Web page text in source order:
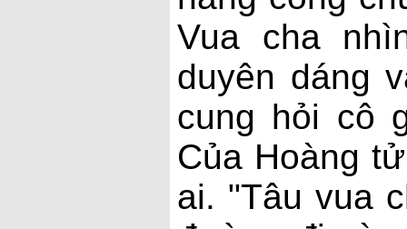
Vua cha
duyên dáng
cung hỏi cô
Của Hoàng
ai. "Tâu vua